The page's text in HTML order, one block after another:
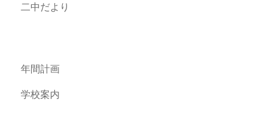
二中だより
年間計画
学校案内